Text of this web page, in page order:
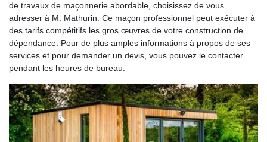
de travaux de maçonnerie abordable, choisissez de vous
adresser à M. Mathurin. Ce maçon professionnel peut exécuter à
des tarifs compétitifs les gros œuvres de votre construction de
dépendance. Pour de plus amples informations à propos de ses
services et pour demander un devis, vous pouvez le contacter
pendant les heures de bureau.